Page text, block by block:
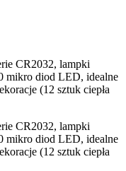
CR2032, lampki
mikro diod LED, idealne
(12 sztuk ciepła
CR2032, lampki
mikro diod LED, idealne
(12 sztuk ciepła